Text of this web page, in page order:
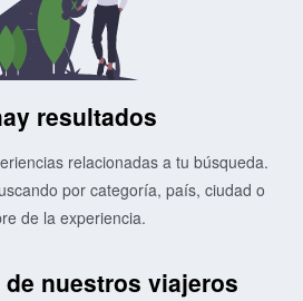
resultados
relacionadas a tu búsqueda.
por categoría, país, ciudad o
de la experiencia.
nuestros viajeros